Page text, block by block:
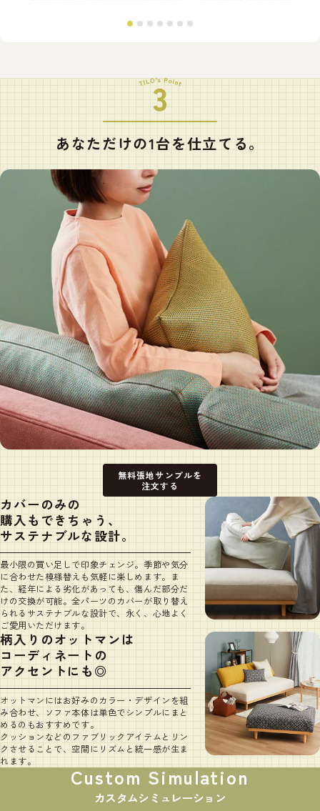
あなただけの1台を仕立てる。
無料張地サンプルを
注文する
カバーのみの
購入もできちゃう、
サステナブルな設計。
最小限の買い足しで印象チェンジ。季節や気分
に合わせた模様替えも気軽に楽しめます。ま
た、経年による劣化があっても、傷んだ部分だ
けの交換が可能。全パーツのカバーが取り替え
られるサステナブルな設計で、永く、心地よく
ご愛用いただけます。
柄入りのオットマンは
コーディネートの
アクセントにも◎
オットマンにはお好みのカラー・デザインを組
み合わせ、ソファ本体は単色でシンプルにまと
めるのもおすすめです。
クッションなどのファブリックアイテムとリン
クさせることで、空間にリズムと統一感が生ま
れます。
Custom Simulation
カスタムシミュレーション